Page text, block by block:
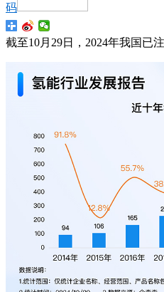
码
截至10月29日，2024年我国已